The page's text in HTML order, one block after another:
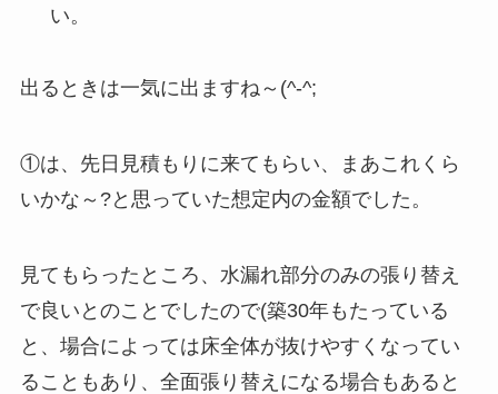
い。
出るときは一気に出ますね～(^-^;
①は、先日見積もりに来てもらい、まあこれくら
いかな～?と思っていた想定内の金額でした。
見てもらったところ、水漏れ部分のみの張り替え
で良いとのことでしたので(築30年もたっている
と、場合によっては床全体が抜けやすくなってい
ることもあり、全面張り替えになる場合もあると